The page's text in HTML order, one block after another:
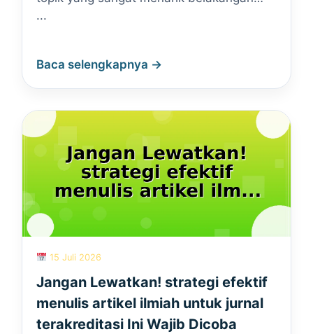
...
Baca selengkapnya →
15 Juli 2026
Jangan Lewatkan! strategi efektif
menulis artikel ilmiah untuk jurnal
terakreditasi Ini Wajib Dicoba